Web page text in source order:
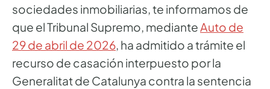
sociedades inmobiliarias, te informamos de
que el Tribunal Supremo, medianteAuto de
29 de abril de 2026, ha admitido a trámite el
recurso de casación interpuesto por la
Generalitat de Catalunya contra la sentencia